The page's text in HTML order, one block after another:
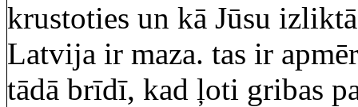
krustoties un kā Jūsu
Latvija ir maza. tas ir
tādā brīdī, kad ļoti gribas